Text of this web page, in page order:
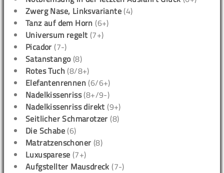
Zwerg Nase, Linksvariante (4)
Tanz auf dem Horn (6+)
Universum regelt (7+)
Picador (7-)
Satanstango(8)
Rotes Tuch (8/8+)
Elefantenrennen (6/6+)
Nadelkissenriss(8+/9-)
Nadelkissenriss direkt (9+)
Seitlicher Schmarotzer (8)
Die Schabe (6)
Matratzenschoner (8)
Luxusparese (7+)
Aufgstellter Mausdreck (7-)